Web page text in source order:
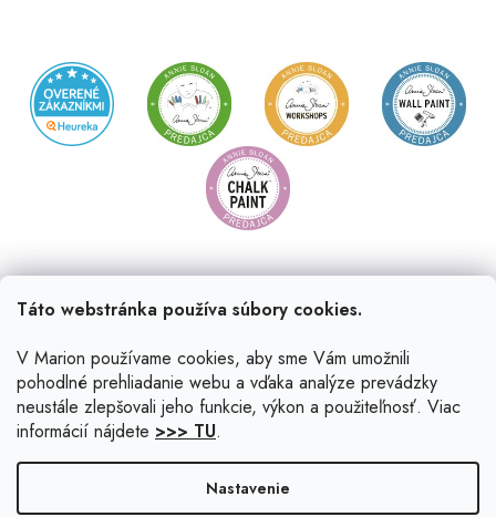
Táto webstránka používa súbory cookies.
V Marion používame cookies, aby sme Vám umožnili
pohodlné prehliadanie webu a vďaka analýze prevádzky
neustále zlepšovali jeho funkcie, výkon a použiteľnosť. Viac
informácií nájdete >>> TU.
Nastavenie
Vytvoril Shoptet|Upravil Balkys